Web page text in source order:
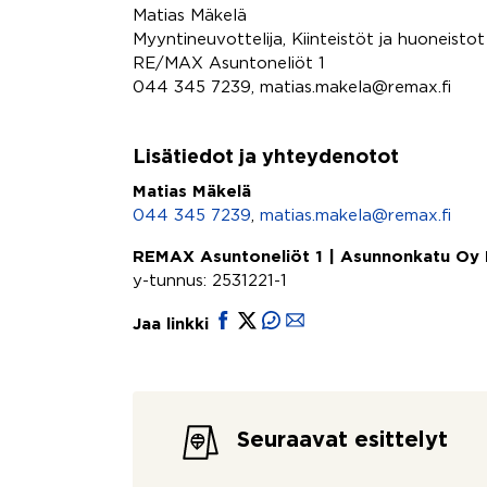
Matias Mäkelä
Myyntineuvottelija, Kiinteistöt ja huoneistot
RE/MAX Asuntoneliöt 1
044 345 7239, matias.makela@remax.fi
Lisätiedot ja yhteydenotot
Matias Mäkelä
044 345 7239
matias.makela@remax.fi
REMAX Asuntoneliöt 1 | Asunnonkatu Oy
y-tunnus: 2531221-1
Jaa linkki
Seuraavat esittelyt